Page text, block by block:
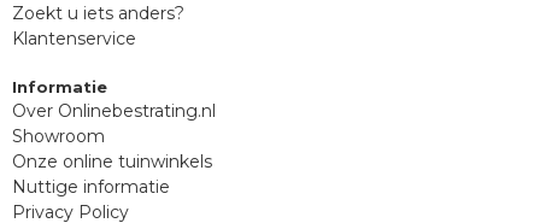
Zoekt u iets anders?
Klantenservice
Informatie
Over Onlinebestrating.nl
Showroom
Onze online tuinwinkels
Nuttige informatie
Privacy Policy